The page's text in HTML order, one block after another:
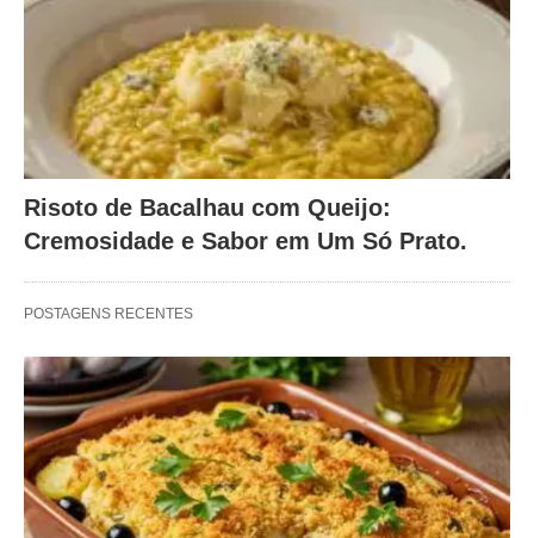
Risoto de Bacalhau com Queijo:
Cremosidade e Sabor em Um Só Prato.
POSTAGENS RECENTES